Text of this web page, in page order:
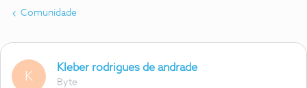
Comunidade
K
Kleber rodrigues de andrade
Byte